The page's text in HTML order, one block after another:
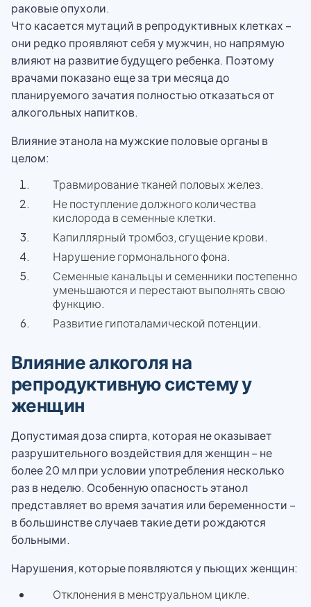
раковые опухоли.
Что касается мутаций в репродуктивных клетках –
они редко проявляют себя у мужчин, но напрямую
влияют на развитие будущего ребенка. Поэтому
врачами показано еще за три месяца до
планируемого зачатия полностью отказаться от
алкогольных напитков.
Влияние этанола на мужские половые органы в
целом:
Травмирование тканей половых желез.
Не поступление должного количества
кислорода в семенные клетки.
Капиллярный тромбоз, сгущение крови.
Нарушение гормонального фона.
Семенные канальцы и семенники постепенно
уменьшаются и перестают выполнять свою
функцию.
Развитие гипоталамической потенции.
Влияние алкоголя на
репродуктивную систему у
женщин
Допустимая доза спирта, которая не оказывает
разрушительного воздействия для женщин – не
более 20 мл при условии употребления несколько
раз в неделю. Особенную опасность этанол
представляет во время зачатия или беременности –
в большинстве случаев такие дети рождаются
больными.
Нарушения, которые появляются у пьющих женщин:
Отклонения в менструальном цикле.